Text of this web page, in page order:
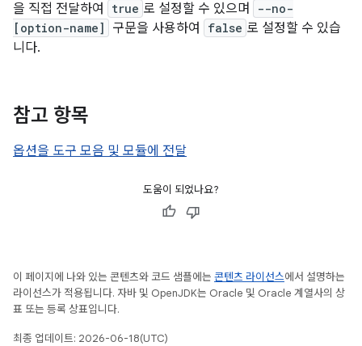
을 직접 전달하여
true 로 설정할 수 있으며
--no-
[option-name]
구문을 사용하여 false 로 설정할 수 있습
니다.
참고 항목
옵션을 도구 모음 및 모듈에 전달
도움이 되었나요?
이 페이지에 나와 있는 콘텐츠와 코드 샘플에는 콘텐츠 라이선스에서 설명하는
라이선스가 적용됩니다. 자바 및 OpenJDK는 Oracle 및 Oracle 계열사의 상
표 또는 등록 상표입니다.
최종 업데이트: 2026-06-18(UTC)